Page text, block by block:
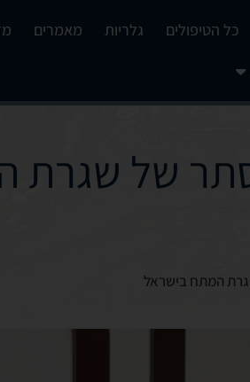
כל הטיפולים גלריות מאמרים
של שגרת
המתח בישראל